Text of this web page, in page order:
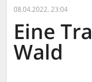
08.04.2022, 23:04
Eine
Wald